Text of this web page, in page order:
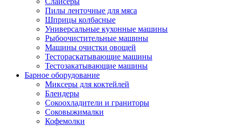
Пилы ленточные для мяса
Шприцы колбасные
Универсальные кухонные машины
Рыбоочистительные машины
Машины очистки овощей
Тестораскатывающие машины
Тестозакатывающие машины
Барное оборудование
Миксеры для коктейлей
Блендеры
Сокоохладители и граниторы
Соковыжималки
Кофемолки